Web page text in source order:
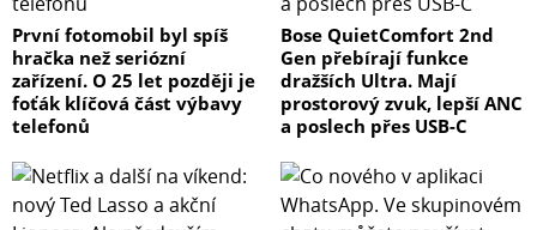
První fotomobil byl spíš
hračka než seriózní
zařízení. O 25 let později je
foťák klíčová část výbavy
telefonů
Bose QuietComfort 2nd
Gen přebírají funkce
dražších Ultra. Mají
prostorový zvuk, lepší ANC
a poslech přes USB-C